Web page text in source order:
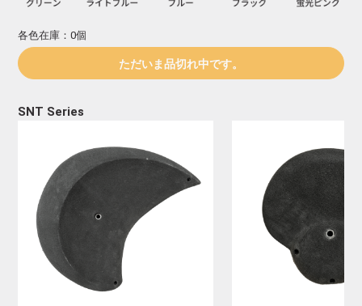
各色在庫：0個
ただいま品切れ中です。
SNT Series